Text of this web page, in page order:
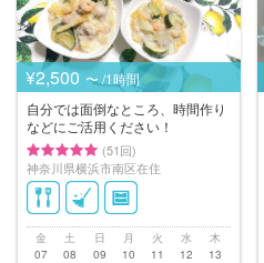
¥2,500 〜 /1時間
自分では面倒なところ、時間作り
などにご活用ください！
(51回)
神奈川県横浜市南区在住
金
07
土
08
日
09
月
10
火
11
水
12
木
13